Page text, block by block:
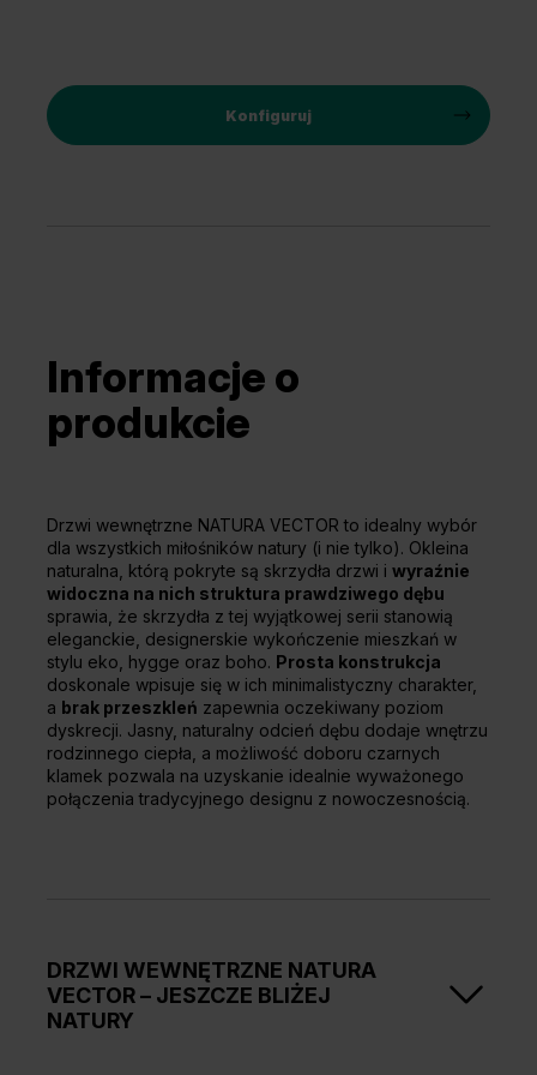
Konfiguruj
Informacje o
produkcie
Drzwi wewnętrzne NATURA VECTOR to idealny wybór
dla wszystkich miłośników natury (i nie tylko). Okleina
naturalna, którą pokryte są skrzydła drzwi i wyraźnie
widoczna na nich struktura prawdziwego dębu
sprawia, że skrzydła z tej wyjątkowej serii stanowią
eleganckie, designerskie wykończenie mieszkań w
stylu eko, hygge oraz boho. Prosta konstrukcja
doskonale wpisuje się w ich minimalistyczny charakter,
a brak przeszkleń zapewnia oczekiwany poziom
dyskrecji. Jasny, naturalny odcień dębu dodaje wnętrzu
rodzinnego ciepła, a możliwość doboru czarnych
klamek pozwala na uzyskanie idealnie wyważonego
połączenia tradycyjnego designu z nowoczesnością.
DRZWI WEWNĘTRZNE NATURA
VECTOR – JESZCZE BLIŻEJ
NATURY